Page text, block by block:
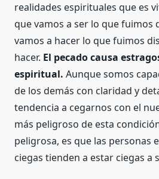
realidades espirituales que es
que vamos a ser lo que fuimos
vamos a hacer lo que fuimos
hacer. El pecado causa
espiritual. Aunque somos
de los demás con claridad y
tendencia a cegarnos con el
más peligroso de esta
peligrosa, es que las personas
ciegas tienden a estar ciegas a